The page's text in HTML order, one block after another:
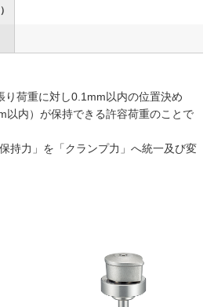
荷重に対し0.1mm以内の位置決め
以内）が保持できる許容荷重のことで
持力」を「クランプ力」へ統一及び変